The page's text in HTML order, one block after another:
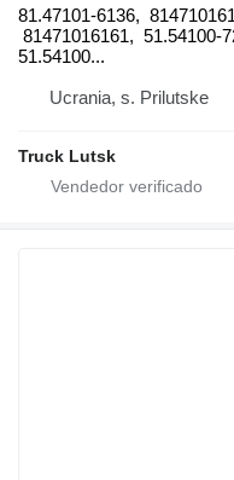
81.47101-6136,
81471016161, 51.54100-
51.54100...
Ucrania, s. Prilutske
Truck Lutsk